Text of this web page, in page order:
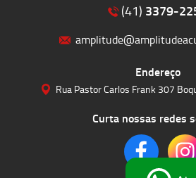
(41) 3379-
Endereço
Rua Pastor Carlos Frank 307
Curta nossas redes